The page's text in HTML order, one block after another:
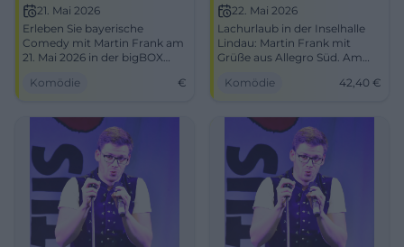
21. Mai 2026
Erleben Sie bayerische
Comedy mit Martin Frank am
21. Mai 2026 in der bigBOX
Komödie
€
22. Mai 2026
Lachurlaub in der Inselhalle
Lindau: Martin Frank mit
Grüße aus Allegro Süd. Am
ab ca. 42,40 €. Schlaues
beste Sicht. Jetzt Plätze
sichern! #ComedyLindau
Komödie 42,40 €